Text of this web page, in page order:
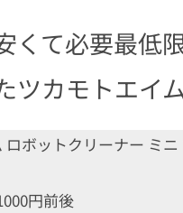
くて必要最低
ツカモトエイ
ロボットクリーナー ミニ
円前後